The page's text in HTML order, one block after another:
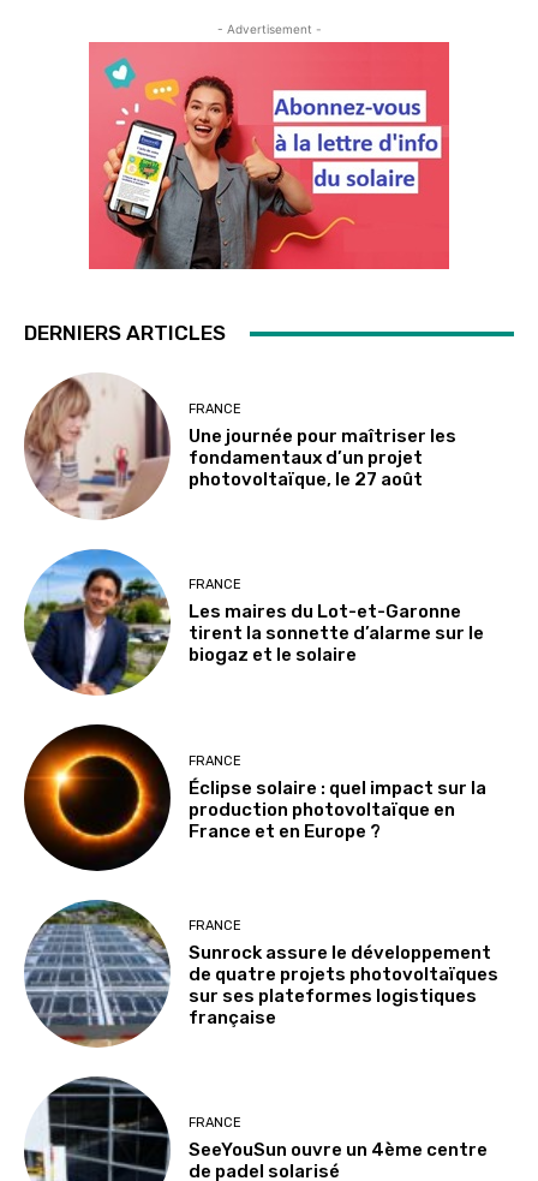
- Advertisement -
DERNIERS ARTICLES
FRANCE
Une journée pour maîtriser les
fondamentaux d’un projet
photovoltaïque, le 27 août
FRANCE
Les maires du Lot-et-Garonne
tirent la sonnette d’alarme sur le
biogaz et le solaire
FRANCE
Éclipse solaire : quel impact sur la
production photovoltaïque en
France et en Europe ?
FRANCE
Sunrock assure le développement
de quatre projets photovoltaïques
sur ses plateformes logistiques
française
FRANCE
SeeYouSun ouvre un 4ème centre
de padel solarisé